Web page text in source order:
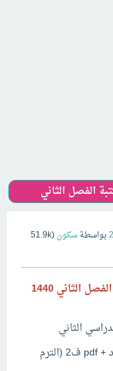
الفصل الثاني
بواسطةسكون(
51.9k
ملخصات مواد الصف الثالث الابتدائي ف2 الفصل الثاني 1440
الثاني
نقدم لكم مراجعة اسئلة واجوبة بصيغة وورد + pdf ف2 (الترم